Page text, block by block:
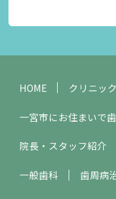
HOME クリニッ
一宮市にお住まいで
院長・スタッフ紹介
一般歯科 歯周病